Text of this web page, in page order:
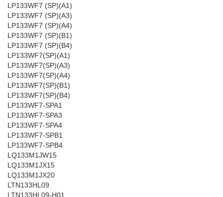
LP133WF7 (SP)(A1)
LP133WF7 (SP)(A3)
LP133WF7 (SP)(A4)
LP133WF7 (SP)(B1)
LP133WF7 (SP)(B4)
LP133WF7(SP)(A1)
LP133WF7(SP)(A3)
LP133WF7(SP)(A4)
LP133WF7(SP)(B1)
LP133WF7(SP)(B4)
LP133WF7-SPA1
LP133WF7-SPA3
LP133WF7-SPA4
LP133WF7-SPB1
LP133WF7-SPB4
LQ133M1JW15
LQ133M1JX15
LQ133M1JX20
LTN133HL09
LTN133HL09-H01